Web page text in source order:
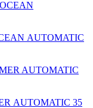
AUTOMATIC
AUTOMATIC 35